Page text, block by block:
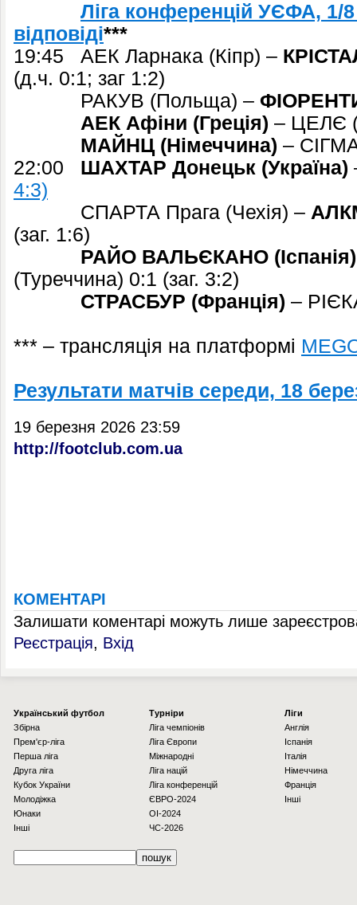
Ліга конференцій УЄФА, 1/
відповіді***
19:45 АЕК Ларнака (Кіпр) –
(д.ч. 0:1; заг 1:2)
РАКУВ (Польща) –
АЕК Афіни (Греція) – ЦЕЛЄ
МАЙНЦ (Німеччина) –
22:00 ШАХТАР Донецьк (Україна)
4:3)
СПАРТА Прага (Чехія) –
(заг. 1:6)
РАЙО ВАЛЬЄКАНО (Іспанія)
(Туреччина) 0:1 (заг. 3:2)
СТРАСБУР (Франція) –
*** – трансляція на платформі
Результати матчів середи, 18
19 березня 2026 23:59
http://footclub.com.ua
КОМЕНТАРІ
Залишати коментарі можуть лише
Реєстрація, Вхід
Українcький футбол
Збірна
Прем'єр-ліга
Перша ліга
Друга ліга
Кубок України
Молодіжка
Юнаки
Інші
Турніри
Ліга чемпіонів
Ліга Європи
Міжнародні
Ліга націй
Ліга конференцій
ЄВРО-2024
OI-2024
ЧС-2026
Ліги
Англія
Іспанія
Італія
Німеччина
Франція
Інші